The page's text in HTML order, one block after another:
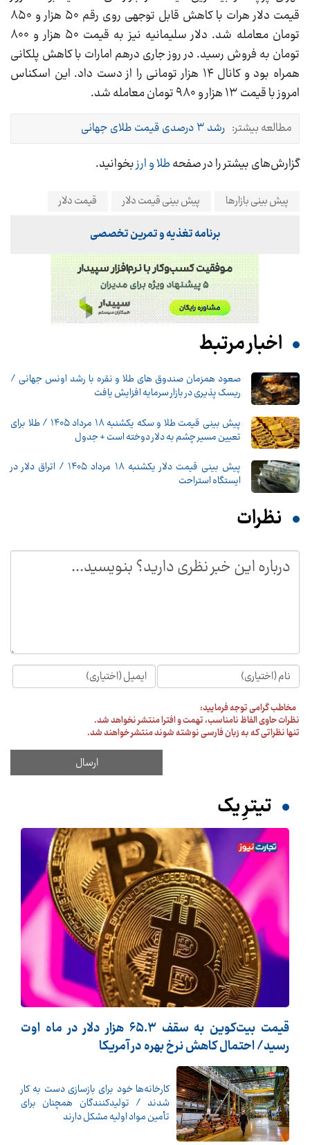
قیمت دلار هرات با کاهش قابل توجهی روی رقم ۵۰ هزار و ۸۵۰
تومان معامله شد. دلار سلیمانیه نیز به قیمت ۵۰ هزار و ۸۰۰
تومان به فروش رسید. در روز جاری درهم امارات با کاهش پلکانی
همراه بود و کانال ۱۴ هزار تومانی را از دست داد. این اسکناس
امروز با قیمت ۱۳ هزار و ۹۸۰ تومان معامله شد.
مطالعه بیشتر: رشد ۳ درصدی قیمت طلای جهانی
گزارش‌های بیشتر را در صفحهطلا و ارزبخوانید.
پیش بینی بازارها پیش بینی قیمت دلار قیمت دلار
برنامه تغذیه و تمرین تخصصی
اخبار مرتبط
صعود همزمان صندوق های طلا و نقره با رشد اونس جهانی /
ریسک پذیری در بازار سرمایه افزایش یافت
پیش‌ بینی قیمت طلا و سکه یکشنبه ۱۸ مرداد ۱۴۰۵ / طلا برای
تعیین مسیر چشم به دلار دوخته است + جدول
پیش ‌بینی قیمت دلار یکشنبه ۱۸ مرداد ۱۴۰۵ / اتراق دلار در
ایستگاه استراحت
نظرات
مخاطب گرامی توجه فرمایید:
نظرات حاوی الفاظ نامناسب، تهمت و افترا منتشر نخواهد شد.
تنها نظراتی که به زبان فارسی نوشته شوند منتشر خواهند شد.
تیترِ یک
قیمت بیت‌کوین به سقف ۶۵.۳ هزار دلار در ماه اوت
رسید/ احتمال کاهش نرخ بهره در آمریکا
کارخانه‌ها خود برای بازسازی دست به کار
شدند / تولیدکنندگان همچنان برای
تأمین مواد اولیه مشکل دارند